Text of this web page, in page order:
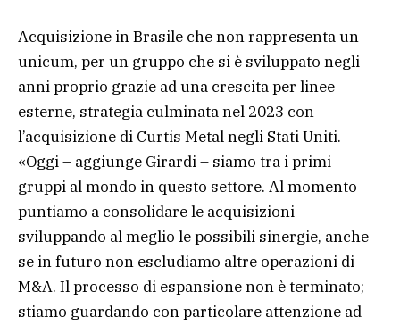
Acquisizione in Brasile che non rappresenta un
unicum, per un gruppo che si è sviluppato negli
anni proprio grazie ad una crescita per linee
esterne, strategia culminata nel 2023 con
l’acquisizione di Curtis Metal negli Stati Uniti.
«Oggi – aggiunge Girardi – siamo tra i primi
gruppi al mondo in questo settore. Al momento
puntiamo a consolidare le acquisizioni
sviluppando al meglio le possibili sinergie, anche
se in futuro non escludiamo altre operazioni di
M&A. Il processo di espansione non è terminato;
stiamo guardando con particolare attenzione ad